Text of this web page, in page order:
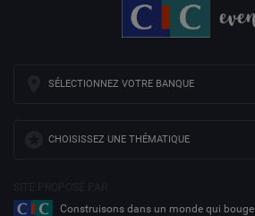
SÉLECTIONNEZ VOTRE BANQUE
CHOISISSEZ UNE THÉMATIQUE
Construisons dans un monde qui bouge